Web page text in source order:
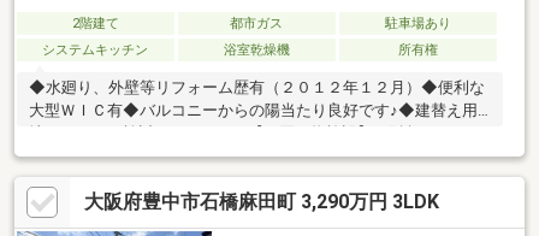
2階建て 都市ガス
駐車場あり
システムキッチン
浴室乾燥機 所有権
◆水廻り、外壁等リフォーム歴有（２０１２年１２月）◆便利な
大型ＷＩＣ有◆バルコニーからの陽当たり良好です♪◆建替え用
箕面店：徒歩8分・ファミリーマート石橋駅東店：徒歩7分・ロー
ソン瀬川店：徒歩6分・ニトリ箕面店：徒歩8分・コジマドラッグ
箕面店：徒歩8分【教育施設】・わくわく保育園：徒歩6分・池田
市立石橋小学校：徒歩10分・池田市立石橋中学校：徒歩8分【そ
大阪府豊中市石橋麻田町 3,290万円 3LDK